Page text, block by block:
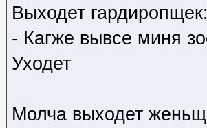
Выходет гардиропщек:
- Кагже вывсе миня
Уходет
Молча выходет